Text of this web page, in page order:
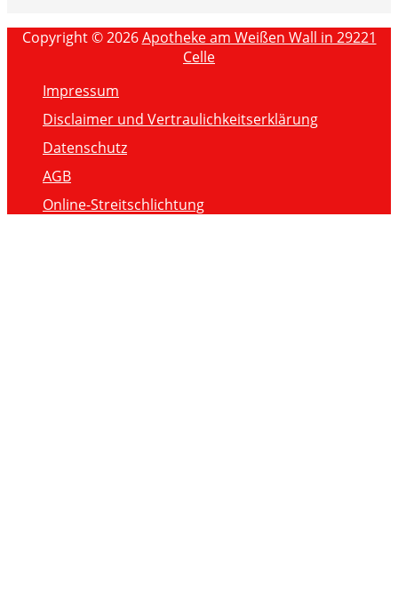
Copyright © 2026Apotheke am Weißen Wall in 29221
Celle
Impressum
Disclaimer und Vertraulichkeitserklärung
Datenschutz
AGB
Online-Streitschlichtung